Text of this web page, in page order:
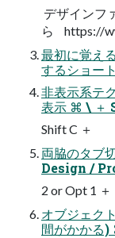
 デザイン
ら https://
最初に覚え
するショー
非表示系テ
表示 ⌘ \ ＋
Shift C ＋
両脇のタブ
Design /
2 or Opt 1 ＋
オブジェク
間がかかる